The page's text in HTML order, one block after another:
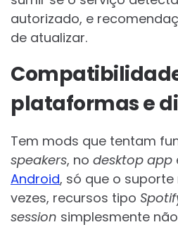
autorizado, e
de atualizar.
plataformas e
Tem mods que tentam
speakers, no desktop app
Android, só que o suporte
vezes, recursos tipo
session simplesmente